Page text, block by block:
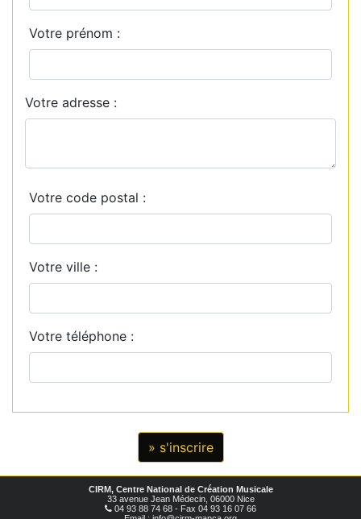
Votre prénom :
Votre adresse :
Votre code postal :
Votre ville :
Votre téléphone :
CIRM, Centre National de Création Musicale
33 avenue Jean Médecin, 06000 Nice
04 93 88 74 68 - Fax 04 93 16 07 66